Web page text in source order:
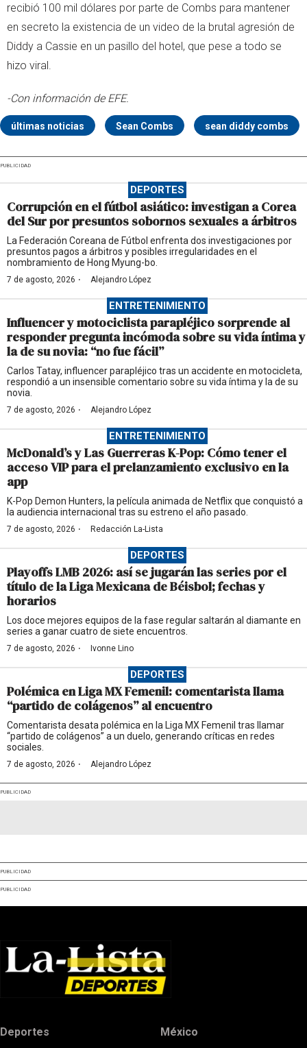
recibió 100 mil dólares por parte de Combs para mantener
en secreto la existencia de un video de la brutal agresión de
Diddy a Cassie en un pasillo del hotel, que pese a todo se
hizo viral.
-Con información de EFE.
últimas noticias Sean Combs sean diddy combs
PUBLICIDAD
DEPORTES
Corrupción en el fútbol asiático: investigan a Corea
del Sur por presuntos sobornos sexuales a árbitros
La Federación Coreana de Fútbol enfrenta dos investigaciones por
presuntos pagos a árbitros y posibles irregularidades en el
nombramiento de Hong Myung-bo.
7 de agosto, 2026 · Alejandro López
ENTRETENIMIENTO
Influencer y motociclista parapléjico sorprende al
responder pregunta incómoda sobre su vida íntima y
la de su novia: “no fue fácil”
Carlos Tatay, influencer parapléjico tras un accidente en motocicleta,
respondió a un insensible comentario sobre su vida íntima y la de su
novia.
7 de agosto, 2026 · Alejandro López
ENTRETENIMIENTO
McDonald’s y Las Guerreras K-Pop: Cómo tener el
acceso VIP para el prelanzamiento exclusivo en la
app
K-Pop Demon Hunters, la película animada de Netflix que conquistó a
la audiencia internacional tras su estreno el año pasado.
7 de agosto, 2026 · Redacción La-Lista
DEPORTES
Playoffs LMB 2026: así se jugarán las series por el
título de la Liga Mexicana de Béisbol; fechas y
horarios
Los doce mejores equipos de la fase regular saltarán al diamante en
series a ganar cuatro de siete encuentros.
7 de agosto, 2026 · Ivonne Lino
DEPORTES
Polémica en Liga MX Femenil: comentarista llama
“partido de colágenos” al encuentro
Comentarista desata polémica en la Liga MX Femenil tras llamar
“partido de colágenos” a un duelo, generando críticas en redes
sociales.
7 de agosto, 2026 · Alejandro López
PUBLICIDAD
PUBLICIDAD
PUBLICIDAD
Deportes México